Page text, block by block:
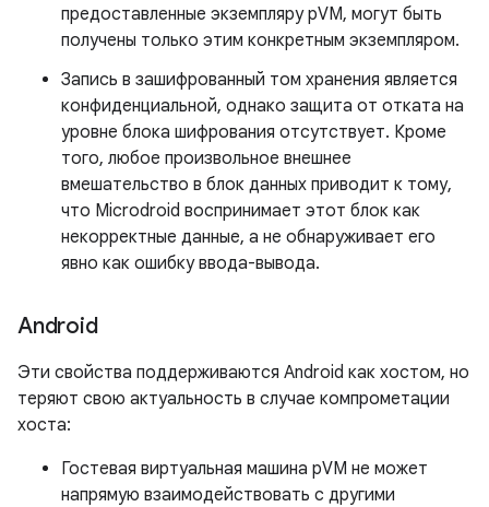
предоставленные экземпляру pVM, могут быть
получены только этим конкретным экземпляром.
Запись в зашифрованный том хранения является
конфиденциальной, однако защита от отката на
уровне блока шифрования отсутствует. Кроме
того, любое произвольное внешнее
вмешательство в блок данных приводит к тому,
что Microdroid воспринимает этот блок как
некорректные данные, а не обнаруживает его
явно как ошибку ввода-вывода.
Android
Эти свойства поддерживаются Android как хостом, но
теряют свою актуальность в случае компрометации
хоста:
Гостевая виртуальная машина pVM не может
напрямую взаимодействовать с другими